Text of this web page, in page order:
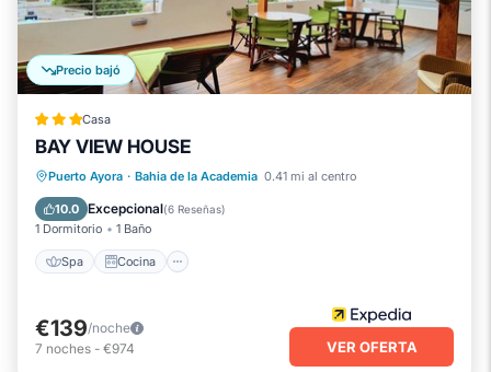
Precio bajó
Casa
BAY VIEW HOUSE
Puerto Ayora · Bahia de la Academia 0.41 mi al centro
10.0 Excepcional(6 Reseñas)
1 Dormitorio 1 Baño
Spa Cocina
Spa Cocina
Aire acondicionado
Internet
€139/noche
7 noches - €974 VER OFERTA